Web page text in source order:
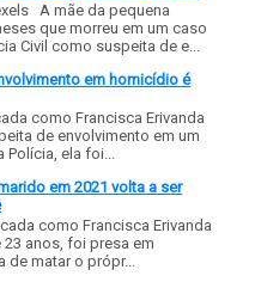
A mãe da pequena
que morreu em um caso
Civil como suspeita de e...
em homicídio é
como Francisca Erivanda
de envolvimento em um
Polícia, ela foi...
em 2021 volta a ser
como Francisca Erivanda
23 anos, foi presa em
de matar o própr...